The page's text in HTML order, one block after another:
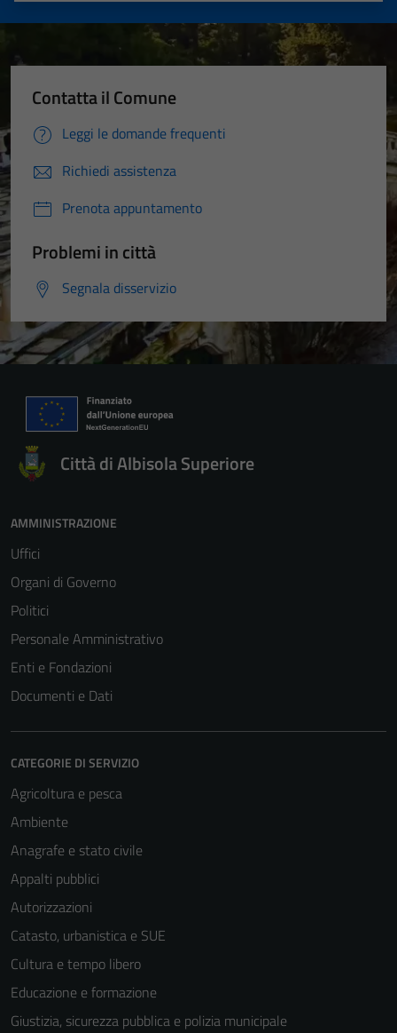
Contatta il Comune
Leggi le domande frequenti
Richiedi assistenza
Prenota appuntamento
Problemi in città
Segnala disservizio
Città di Albisola Superiore
AMMINISTRAZIONE
Uffici
Organi di Governo
Politici
Personale Amministrativo
Enti e Fondazioni
Documenti e Dati
CATEGORIE DI SERVIZIO
Agricoltura e pesca
Ambiente
Anagrafe e stato civile
Appalti pubblici
Autorizzazioni
Catasto, urbanistica e SUE
Cultura e tempo libero
Educazione e formazione
Giustizia, sicurezza pubblica e polizia municipale